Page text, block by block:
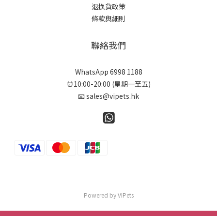
退換貨政策
條款與細則
聯絡我們
WhatsApp 6998 1188
⏰10:00-20:00 (星期一至五)
📧 sales@vipets.hk
Powered by VIPets